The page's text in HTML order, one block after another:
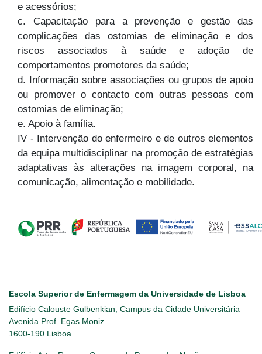
e acessórios;
c. Capacitação para a prevenção e gestão das
complicações das ostomias de eliminação e dos
riscos associados à saúde e adoção de
comportamentos promotores da saúde;
d. Informação sobre associações ou grupos de apoio
ou promover o contacto com outras pessoas com
ostomias de eliminação;
e. Apoio à família.
IV - Intervenção do enfermeiro e de outros elementos
da equipa multidisciplinar na promoção de estratégias
adaptativas às alterações na imagem corporal, na
comunicação, alimentação e mobilidade.
Escola Superior de Enfermagem da Universidade de Lisboa
Edifício Calouste Gulbenkian, Campus da Cidade Universitária
Avenida Prof. Egas Moniz
1600-190 Lisboa